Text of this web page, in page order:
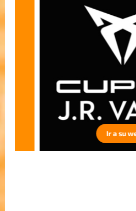
Ir a su web